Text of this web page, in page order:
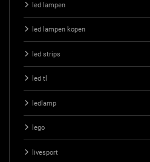
led lampen
led lampen kopen
led strips
led tl
ledlamp
lego
livesport